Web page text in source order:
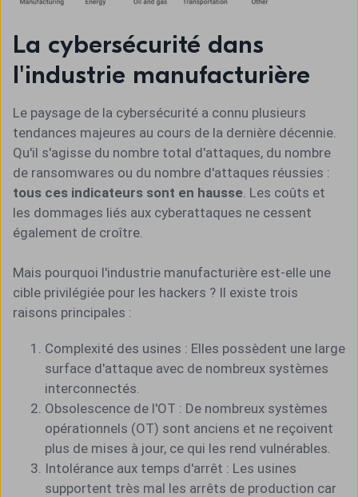
La cybersécurité dans
l'industrie manufacturière
Le paysage de la cybersécurité a connu plusieurs
tendances majeures au cours de la dernière décennie.
Qu'il s'agisse du nombre total d'attaques, du nombre
de ransomwares ou du nombre d'attaques réussies :
tous ces indicateurs sont en hausse . Les coûts et
les dommages liés aux cyberattaques ne cessent
également de croître.
Mais pourquoi l'industrie manufacturière est-elle une
cible privilégiée pour les hackers ? Il existe trois
raisons principales :
Complexité des usines : Elles possèdent une large
surface d'attaque avec de nombreux systèmes
interconnectés.
Obsolescence de l'OT : De nombreux systèmes
opérationnels (OT) sont anciens et ne reçoivent
plus de mises à jour, ce qui les rend vulnérables.
Intolérance aux temps d'arrêt : Les usines
supportent très mal les arrêts de production car